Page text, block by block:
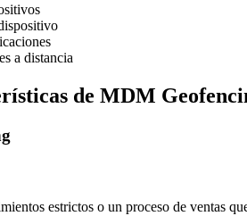
a distancia
de MDM
estrictos o un proceso de ventas